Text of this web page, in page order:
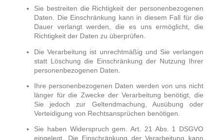
Sie bestreiten die Richtigkeit der personenbezogenen
Daten. Die Einschränkung kann in diesem Fall für die
Dauer verlangt werden, die es uns ermöglicht, die
Richtigkeit der Daten zu überprüfen.
Die Verarbeitung ist unrechtmäßig und Sie verlangen
statt Löschung die Einschränkung der Nutzung Ihrer
personenbezogenen Daten.
Ihre personenbezogenen Daten werden von uns nicht
länger für die Zwecke der Verarbeitung benötigt, die
Sie jedoch zur Geltendmachung, Ausübung oder
Verteidigung von Rechtsansprüchen benötigen.
Sie haben Widerspruch gem. Art. 21 Abs. 1 DSGVO
eingelegt. Die Einschränkung der Verarbeitung kann